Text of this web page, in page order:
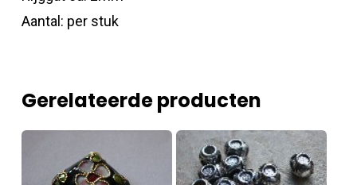
Aantal: per stuk
Gerelateerde producten